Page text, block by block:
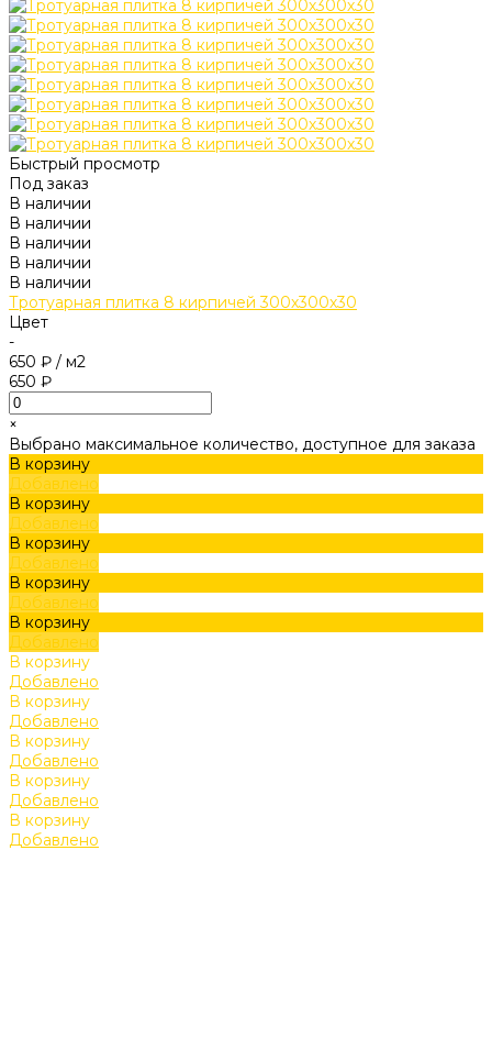
Быстрый просмотр
Под заказ
В наличии
В наличии
В наличии
В наличии
В наличии
Тротуарная плитка 8 кирпичей 300х300х30
Цвет
-
650 ₽ / м2
650 ₽
×
Выбрано максимальное количество, доступное для заказа
В корзину
Добавлено
В корзину
Добавлено
В корзину
Добавлено
В корзину
Добавлено
В корзину
Добавлено
В корзину
Добавлено
В корзину
Добавлено
В корзину
Добавлено
В корзину
Добавлено
В корзину
Добавлено